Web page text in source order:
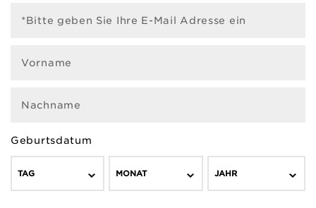
*Bitte geben Sie Ihre E-Mail Adresse ein
Vorname
Nachname
Geburtsdatum
TAG MONAT JAHR